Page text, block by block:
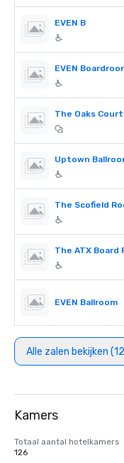
EVEN B
EVEN
Uptown
The Scofield
EVEN Ballroom
Alle zalen bekijken
Kamers
Totaal aantal hotelkamers
126